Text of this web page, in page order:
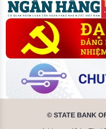
© STATE BANK